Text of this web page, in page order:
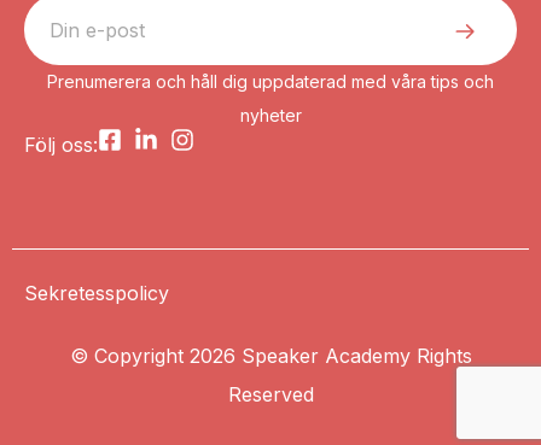
Prenumerera och håll dig uppdaterad med våra tips och
nyheter
Följ oss:
Sekretesspolicy
© Copyright 2026 Speaker Academy Rights
Reserved